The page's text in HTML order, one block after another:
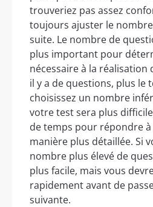
trouveriez pas assez
toujours ajuster le
suite. Le nombre de
plus important pour
nécessaire à la réalisation
il y a de questions, plus le
choisissez un nombre
votre test sera plus
de temps pour répondre
manière plus détaillée. Si
nombre plus élevé de
plus facile, mais vous
rapidement avant de
suivante.